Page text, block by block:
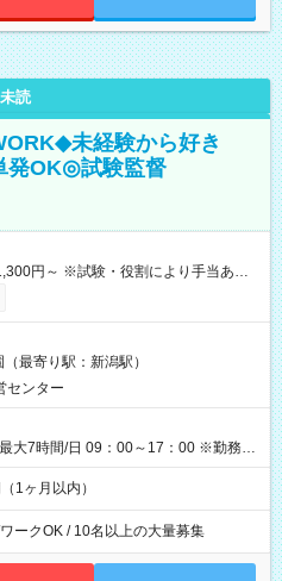
未読
未経験から好き
発OK◎試験監督
【即給（前払い）オプションあ
勤務から1週間ほどで給与の一部を受け
～17:30（休憩1時間） 時給1,300円
交通費 ※当日の役割により時給＋100
7:00～13:30（休憩なし） 時給1,300
＝日収8,400円＋交通費 【試用期
最寄り駅：新潟駅）
センター
大7時間/日 09：00～17：00 ※勤務時
ます。
1ヶ月以内）
ークOK / 10名以上の大量募集